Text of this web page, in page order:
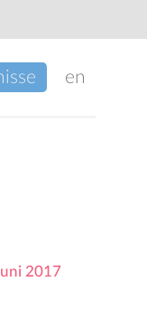
en
2017